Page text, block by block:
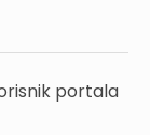
portala